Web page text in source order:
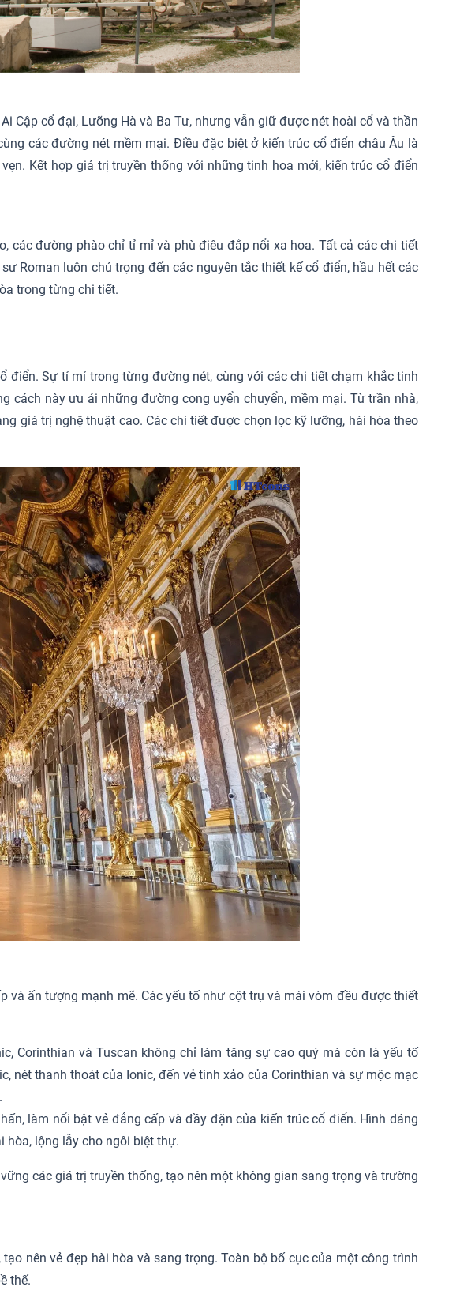
Cập cổ đại, Lưỡng Hà và Ba Tư, nhưng vẫn giữ được nét hoài cổ và thần
các đường nét mềm mại. Điều đặc biệt ở kiến trúc cổ điển châu Âu là
Kết hợp giá trị truyền thống với những tinh hoa mới, kiến trúc cổ điển
các đường phào chỉ tỉ mỉ và phù điêu đắp nổi xa hoa. Tất cả các chi tiết
Roman luôn chú trọng đến các nguyên tắc thiết kế cổ điển, hầu hết các
trong từng chi tiết.
điển. Sự tỉ mỉ trong từng đường nét, cùng với các chi tiết chạm khắc tinh
cách này ưu ái những đường cong uyển chuyển, mềm mại. Từ trần nhà,
giá trị nghệ thuật cao. Các chi tiết được chọn lọc kỹ lưỡng, hài hòa theo
và ấn tượng mạnh mẽ. Các yếu tố như cột trụ và mái vòm đều được thiết
Corinthian và Tuscan không chỉ làm tăng sự cao quý mà còn là yếu tố
nét thanh thoát của Ionic, đến vẻ tinh xảo của Corinthian và sự mộc mạc
làm nổi bật vẻ đẳng cấp và đầy đặn của kiến trúc cổ điển. Hình dáng
hòa, lộng lẫy cho ngôi biệt thự.
các giá trị truyền thống, tạo nên một không gian sang trọng và trường
nên vẻ đẹp hài hòa và sang trọng. Toàn bộ bố cục của một công trình
thế.